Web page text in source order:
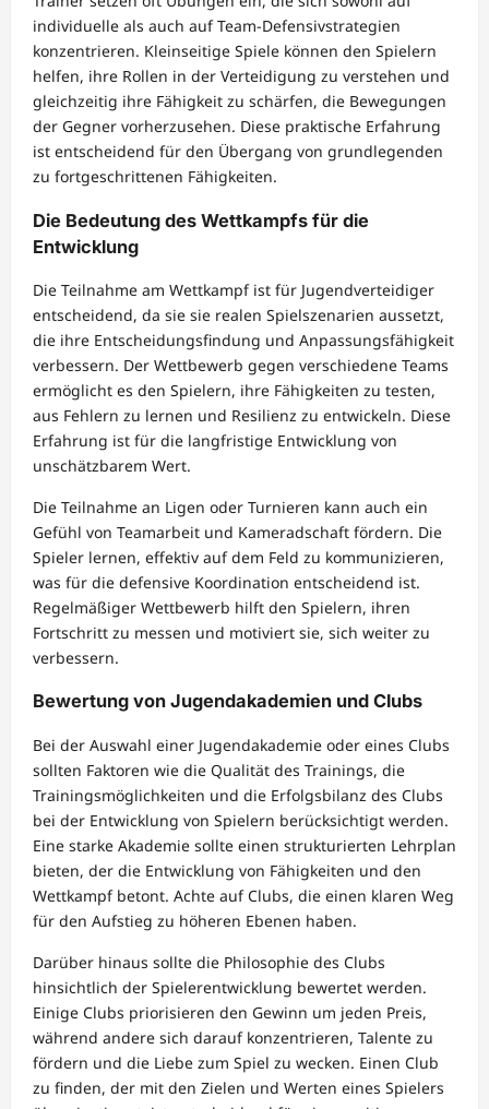
individuelle als auch auf Team-Defensivstrategien
konzentrieren. Kleinseitige Spiele können den Spielern
helfen, ihre Rollen in der Verteidigung zu verstehen und
gleichzeitig ihre Fähigkeit zu schärfen, die Bewegungen
der Gegner vorherzusehen. Diese praktische Erfahrung
ist entscheidend für den Übergang von grundlegenden
zu fortgeschrittenen Fähigkeiten.
Die Bedeutung des Wettkampfs für die
Entwicklung
Die Teilnahme am Wettkampf ist für Jugendverteidiger
entscheidend, da sie sie realen Spielszenarien aussetzt,
die ihre Entscheidungsfindung und Anpassungsfähigkeit
verbessern. Der Wettbewerb gegen verschiedene Teams
ermöglicht es den Spielern, ihre Fähigkeiten zu testen,
aus Fehlern zu lernen und Resilienz zu entwickeln. Diese
Erfahrung ist für die langfristige Entwicklung von
unschätzbarem Wert.
Die Teilnahme an Ligen oder Turnieren kann auch ein
Gefühl von Teamarbeit und Kameradschaft fördern. Die
Spieler lernen, effektiv auf dem Feld zu kommunizieren,
was für die defensive Koordination entscheidend ist.
Regelmäßiger Wettbewerb hilft den Spielern, ihren
Fortschritt zu messen und motiviert sie, sich weiter zu
verbessern.
Bewertung von Jugendakademien und Clubs
Bei der Auswahl einer Jugendakademie oder eines Clubs
sollten Faktoren wie die Qualität des Trainings, die
Trainingsmöglichkeiten und die Erfolgsbilanz des Clubs
bei der Entwicklung von Spielern berücksichtigt werden.
Eine starke Akademie sollte einen strukturierten Lehrplan
bieten, der die Entwicklung von Fähigkeiten und den
Wettkampf betont. Achte auf Clubs, die einen klaren Weg
für den Aufstieg zu höheren Ebenen haben.
Darüber hinaus sollte die Philosophie des Clubs
hinsichtlich der Spielerentwicklung bewertet werden.
Einige Clubs priorisieren den Gewinn um jeden Preis,
während andere sich darauf konzentrieren, Talente zu
fördern und die Liebe zum Spiel zu wecken. Einen Club
zu finden, der mit den Zielen und Werten eines Spielers